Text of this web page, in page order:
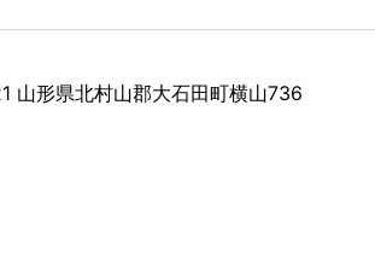
山形県北村山郡大石田町横山736